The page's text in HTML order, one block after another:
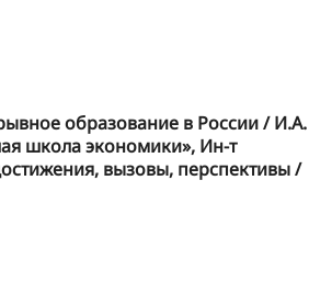
образование в России / И.А.
школа экономики», Ин-т
вызовы, перспективы /